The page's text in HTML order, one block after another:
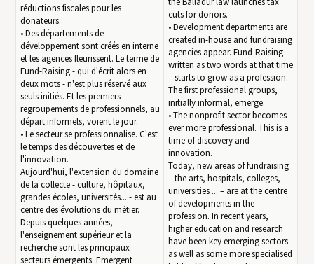
réductions fiscales pour les
donateurs.
• Des départements de
développement sont créés en interne
et les agences fleurissent. Le terme de
Fund-Raising - qui d'écrit alors en
deux mots - n'est plus réservé aux
seuls initiés. Et les premiers
regroupements de professionnels, au
départ informels, voient le jour.
• Le secteur se professionnalise. C'est
le temps des découvertes et de
l'innovation.
Aujourd'hui, l'extension du domaine
de la collecte - culture, hôpitaux,
grandes écoles, universités... - est au
centre des évolutions du métier.
Depuis quelques années,
l'enseignement supérieur et la
recherche sont les principaux
secteurs émergents. Emergent
cuts for donors.
• Development departments are
created in-house and fundraising
agencies appear. Fund-Raising -
written as two words at that time
– starts to grow as a profession.
The first professional groups,
initially informal, emerge.
• The nonprofit sector becomes
ever more professional. This is a
time of discovery and
innovation.
Today, new areas of fundraising
– the arts, hospitals, colleges,
universities ... – are at the centre
of developments in the
profession. In recent years,
higher education and research
have been key emerging sectors
as well as some more specialised